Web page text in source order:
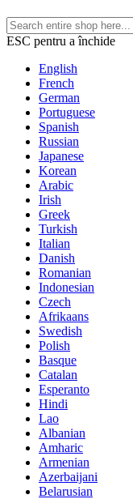
ESC pentru a închide
English
French
German
Portuguese
Spanish
Russian
Japanese
Korean
Arabic
Irish
Greek
Turkish
Italian
Danish
Romanian
Indonesian
Czech
Afrikaans
Swedish
Polish
Basque
Catalan
Esperanto
Hindi
Lao
Albanian
Amharic
Armenian
Azerbaijani
Belarusian